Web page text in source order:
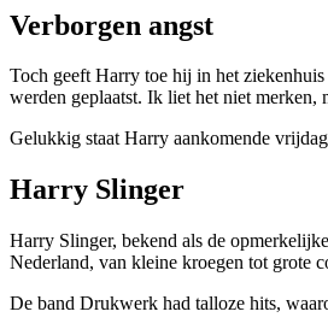
Verborgen angst
Toch geeft Harry toe hij in het
werden geplaatst. Ik liet het niet
Gelukkig staat Harry aankomende
Harry Slinger
Harry Slinger, bekend als de
Nederland, van kleine kroegen tot grote
De band Drukwerk had talloze hits,